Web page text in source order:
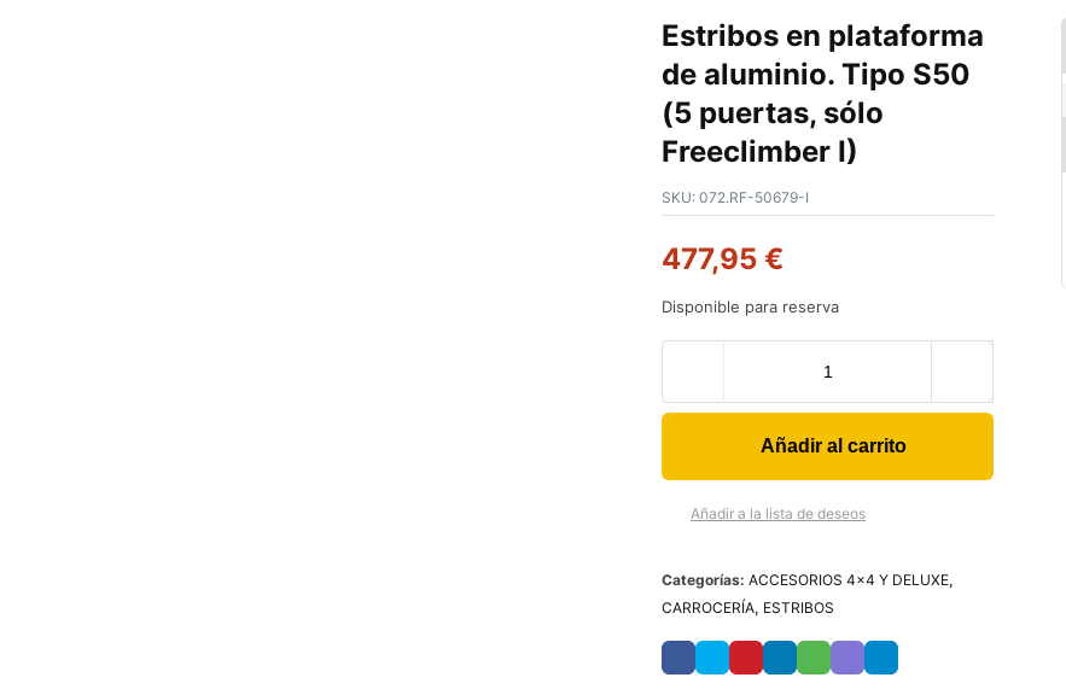
Estribos en plataforma
de aluminio. Tipo S50
(5 puertas, sólo
Freeclimber I)
SKU: 072.RF-50679-I
477,95 €
Disponible para reserva
Añadir al carrito
Añadir a la lista de deseos
Categorías: ACCESORIOS 4x4 Y DELUXE,
CARROCERÍA, ESTRIBOS